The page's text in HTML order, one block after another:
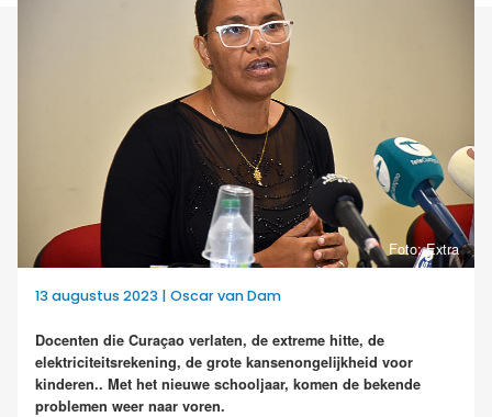
Foto: Extra
13 augustus 2023 | Oscar van Dam
Docenten die Curaçao verlaten, de extreme hitte, de
elektriciteitsrekening, de grote kansenongelijkheid voor
kinderen.. Met het nieuwe schooljaar, komen de bekende
problemen weer naar voren.